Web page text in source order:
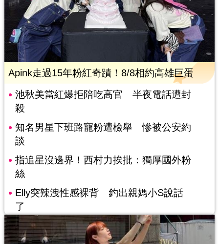
Apink走過15年粉紅奇蹟！8/8相約高雄巨蛋
池秋美當紅爆拒陪吃高官 半夜電話遭封
殺
知名男星下班路寵粉遭檢舉 慘被公安約
談
指追星沒邊界！西村力挨批：獨厚國外粉
絲
Elly突辣洩性感裸背 釣出親媽小S說話
了